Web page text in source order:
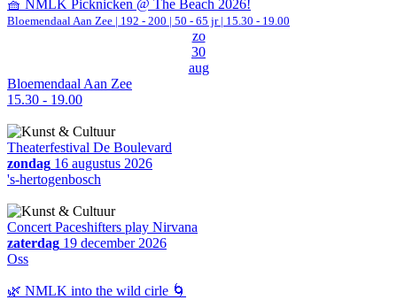
🧺 NMLK Picknicken @ The Beach 2026!
Bloemendaal Aan Zee | 192 - 200 | 50 - 65 jr | 15.30 - 19.00
zo
30
aug
Bloemendaal Aan Zee
15.30 - 19.00
Theaterfestival De Boulevard
zondag 16 augustus 2026
's-hertogenbosch
Concert Paceshifters play Nirvana
zaterdag 19 december 2026
Oss
🌿 NMLK into the wild cirle 🌀